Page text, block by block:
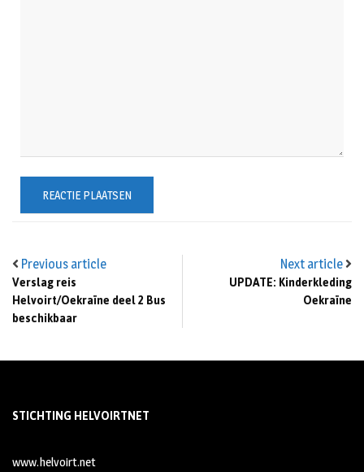
Previous article
Verslag reis
Helvoirt/Oekraïne deel 2 Bus
beschikbaar
Next article
UPDATE: Kinderkleding
Oekraïne
STICHTING HELVOIRTNET
www.helvoirt.net